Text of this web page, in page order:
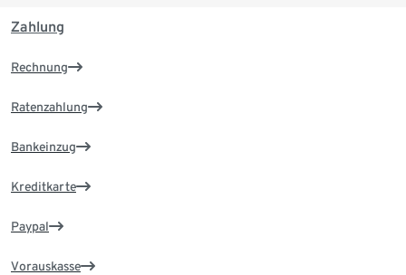
Zahlung
Rechnung
Ratenzahlung
Bankeinzug
Kreditkarte
Paypal
Vorauskasse